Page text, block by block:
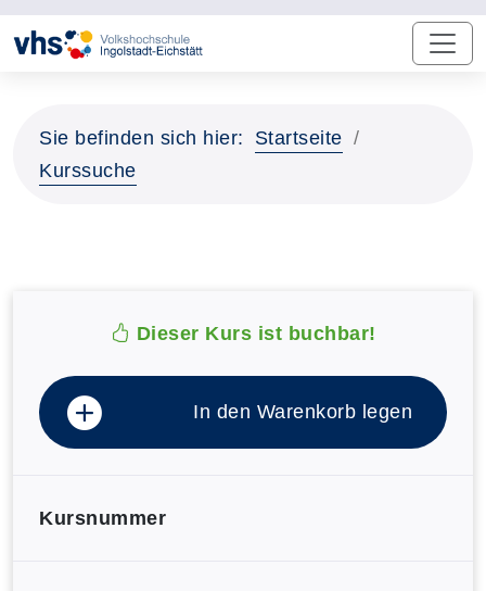
Sie befinden sich hier:
Startseite
Kurssuche
Dieser Kurs ist buchbar!
In den Warenkorb legen
Kursnummer